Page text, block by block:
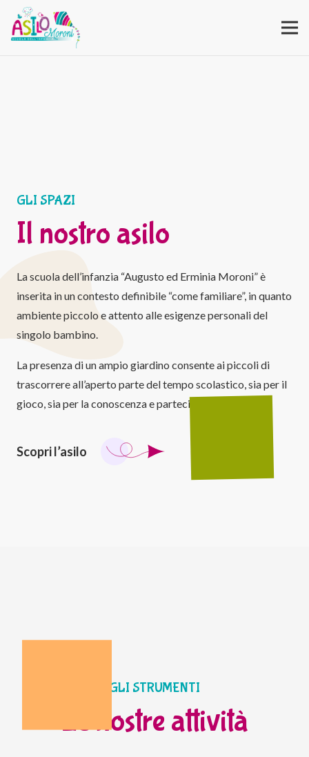
GLI SPAZI
Il nostro asilo
La scuola dell’infanzia “Augusto ed Erminia Moroni” è
inserita in un contesto definibile “come familiare”, in quanto
ambiente piccolo e attento alle esigenze personali del
singolo bambino.
La presenza di un ampio giardino consente ai piccoli di
trascorrere all’aperto parte del tempo scolastico, sia per il
gioco, sia per la conoscenza e partecipazione diretta.
Scopri l’asilo
GLI STRUMENTI
Le nostre attività